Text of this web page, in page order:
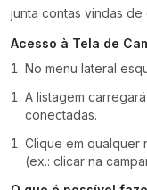
junta contas vindas
Acesso à Tela de
No menu lateral
A listagem
conectadas.
Clique em qualquer
(ex.: clicar na